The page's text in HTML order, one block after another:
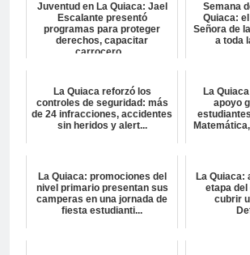
Juventud en La Quiaca: Jael
Escalante presentó
programas para proteger
derechos, capacitar
carrocero...
Semana
Quiaca:
Señora de
a toda
La Quiaca reforzó los
controles de seguridad: más
de 24 infracciones, accidentes
sin heridos y alert...
La
apoyo
La Quiaca: promociones del
nivel primario presentan sus
camperas en una jornada de
fiesta estudianti...
La Quiaca:
etapa
cubrir